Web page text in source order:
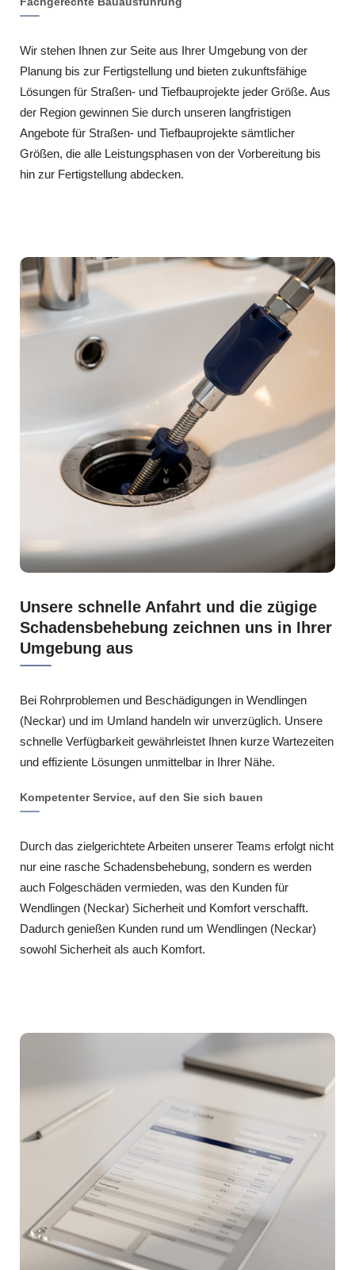
Wir stehen Ihnen zur Seite aus Ihrer Umgebung von der
Planung bis zur Fertigstellung und bieten zukunftsfähige
Lösungen für Straßen- und Tiefbauprojekte jeder Größe. Aus
der Region gewinnen Sie durch unseren langfristigen
Angebote für Straßen- und Tiefbauprojekte sämtlicher
Größen, die alle Leistungsphasen von der Vorbereitung bis
hin zur Fertigstellung abdecken.
Unsere schnelle Anfahrt und die zügige
Schadensbehebung zeichnen uns in Ihrer
Umgebung aus
Bei Rohrproblemen und Beschädigungen in Wendlingen
(Neckar) und im Umland handeln wir unverzüglich. Unsere
schnelle Verfügbarkeit gewährleistet Ihnen kurze Wartezeiten
und effiziente Lösungen unmittelbar in Ihrer Nähe.
Kompetenter Service, auf den Sie sich bauen
Durch das zielgerichtete Arbeiten unserer Teams erfolgt nicht
nur eine rasche Schadensbehebung, sondern es werden
auch Folgeschäden vermieden, was den Kunden für
Wendlingen (Neckar) Sicherheit und Komfort verschafft.
Dadurch genießen Kunden rund um Wendlingen (Neckar)
sowohl Sicherheit als auch Komfort.